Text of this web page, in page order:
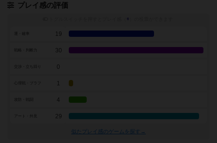
プレイ感の評価
※
19
30
交渉・立ち回り 0
1
4
アート・外見 29
似たプレイ感のゲームを探す→